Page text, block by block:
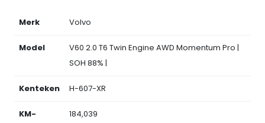
Merk Volvo
Model
V60 2.0 T6 Twin Engine AWD Momentum Pro |
SOH 88% |
Kenteken H-607-XR
KM-
184,039